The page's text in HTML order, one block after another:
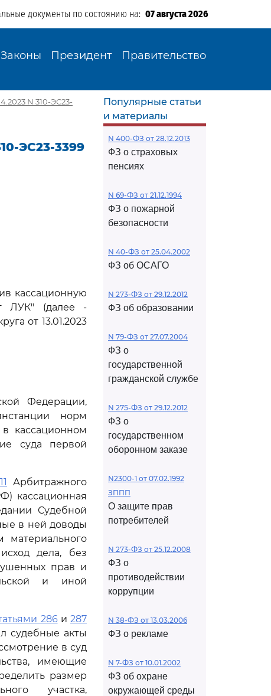
документы по состоянию на: 07 августа 2026
Законы Президент Правительство
N 310-ЭС23-
ЭС23-3399
кассационную
ЛУК" (далее -
от 13.01.2023
Федерации,
норм
кассационном
суда первой
Арбитражного
кассационная
Судебной
в ней доводы
дела, без
прав и
и иной
286и287
судебные акты
в суд
имеющие
размер
участка,
Популярные статьи
и материалы
N 400-ФЗ от 28.12.2013
ФЗ о страховых
пенсиях
N 69-ФЗ от 21.12.1994
ФЗ о пожарной
безопасности
N 40-ФЗ от 25.04.2002
ФЗ об ОСАГО
N 273-ФЗ от 29.12.2012
ФЗ об образовании
N 79-ФЗ от 27.07.2004
ФЗ о
государственной
гражданской службе
N 275-ФЗ от 29.12.2012
ФЗ о
государственном
оборонном заказе
N2300-1 от 07.02.1992
ЗППП
О защите прав
потребителей
N 273-ФЗ от 25.12.2008
ФЗ о
противодействии
коррупции
N 38-ФЗ от 13.03.2006
ФЗ о рекламе
N 7-ФЗ от 10.01.2002
ФЗ об охране
окружающей среды